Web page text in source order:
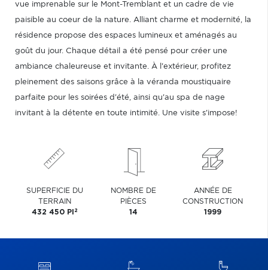
vue imprenable sur le Mont-Tremblant et un cadre de vie
paisible au coeur de la nature. Alliant charme et modernité, la
résidence propose des espaces lumineux et aménagés au
goût du jour. Chaque détail a été pensé pour créer une
ambiance chaleureuse et invitante. À l'extérieur, profitez
pleinement des saisons grâce à la véranda moustiquaire
parfaite pour les soirées d'été, ainsi qu'au spa de nage
invitant à la détente en toute intimité. Une visite s'impose!
SUPERFICIE DU
TERRAIN
432 450 PI 2
NOMBRE DE
PIÈCES
14
ANNÉE DE
CONSTRUCTION
1999